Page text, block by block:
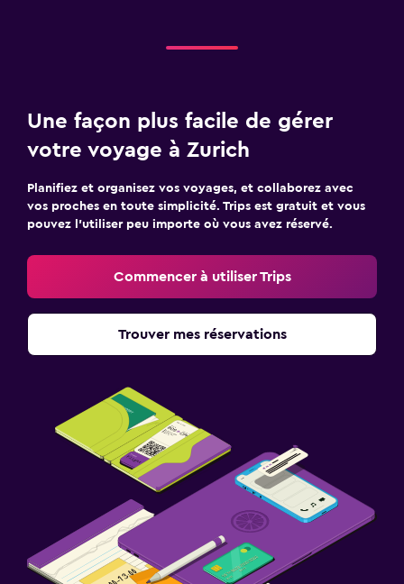
Une façon plus facile de gérer
votre voyage à Zurich
Planifiez et organisez vos voyages, et collaborez avec
vos proches en toute simplicité. Trips est gratuit et vous
pouvez l’utiliser peu importe où vous avez réservé.
Commencer à utiliser Trips
Trouver mes réservations